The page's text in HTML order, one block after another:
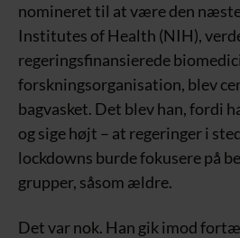
nomineret til at være den
Institutes of Health (NIH),
regeringsfinansierede
forskningsorganisation, blev
bagvasket. Det blev han, fordi
og sige højt – at regeringer i
lockdowns burde fokusere på
grupper, såsom ældre.
Det var nok. Han gik imod